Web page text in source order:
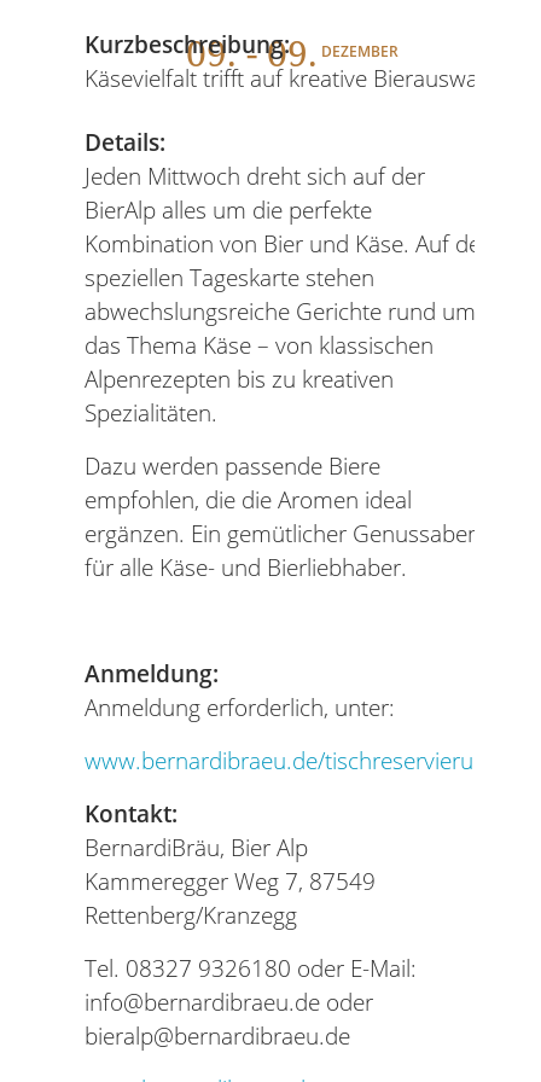
09. - 09. DEZEMBER
Kurzbeschreibung:
Käsevielfalt trifft auf kreative Bierauswahl
Details:
Jeden Mittwoch dreht sich auf der
BierAlp alles um die perfekte
Kombination von Bier und Käse. Auf der
speziellen Tageskarte stehen
abwechslungsreiche Gerichte rund um
das Thema Käse – von klassischen
Alpenrezepten bis zu kreativen
Spezialitäten.
Dazu werden passende Biere
empfohlen, die die Aromen ideal
ergänzen. Ein gemütlicher Genussabend
für alle Käse- und Bierliebhaber.
Anmeldung:
Anmeldung erforderlich, unter:
www.bernardibraeu.de/tischreservierung
Kontakt:
BernardiBräu, Bier Alp
Kammeregger Weg 7, 87549
Rettenberg/Kranzegg
Tel. 08327 9326180 oder E-Mail:
info@bernardibraeu.de oder
bieralp@bernardibraeu.de